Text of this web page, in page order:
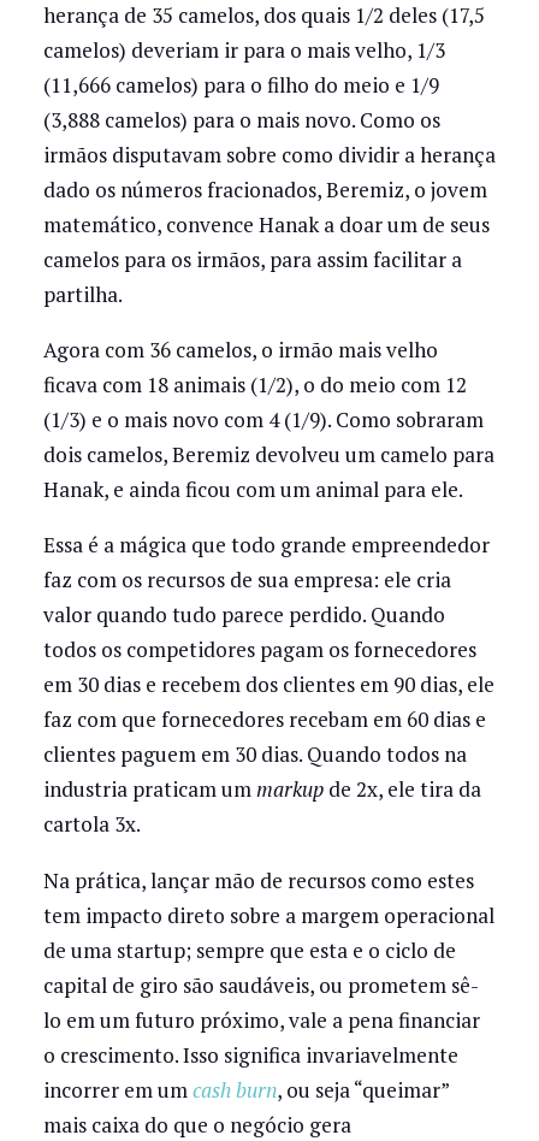
herança de 35 camelos, dos quais 1/2 deles (17,5
camelos) deveriam ir para o mais velho, 1/3
(11,666 camelos) para o filho do meio e 1/9
(3,888 camelos) para o mais novo. Como os
irmãos disputavam sobre como dividir a herança
dado os números fracionados, Beremiz, o jovem
matemático, convence Hanak a doar um de seus
camelos para os irmãos, para assim facilitar a
partilha.
Agora com 36 camelos, o irmão mais velho
ficava com 18 animais (1/2), o do meio com 12
(1/3) e o mais novo com 4 (1/9). Como sobraram
dois camelos, Beremiz devolveu um camelo para
Hanak, e ainda ficou com um animal para ele.
Essa é a mágica que todo grande empreendedor
faz com os recursos de sua empresa: ele cria
valor quando tudo parece perdido. Quando
todos os competidores pagam os fornecedores
em 30 dias e recebem dos clientes em 90 dias, ele
faz com que fornecedores recebam em 60 dias e
clientes paguem em 30 dias. Quando todos na
industria praticam ummarkupde 2x, ele tira da
cartola 3x.
Na prática, lançar mão de recursos como estes
tem impacto direto sobre a margem operacional
de uma startup; sempre que esta e o ciclo de
capital de giro são saudáveis, ou prometem sê-
lo em um futuro próximo, vale a pena financiar
o crescimento. Isso significa invariavelmente
incorrer em umcash burn, ou seja “queimar”
mais caixa do que o negócio gera